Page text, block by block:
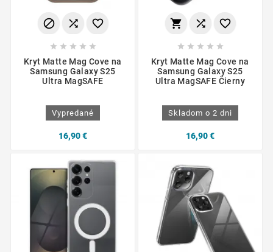
  
    
Kryt Matte Mag Cove na
Samsung Galaxy S25
Ultra MagSAFE
Vypredané
16,90 €
  
    
Kryt Matte Mag Cove na
Samsung Galaxy S25
Ultra MagSAFE Čierny
Skladom o 2 dni
16,90 €